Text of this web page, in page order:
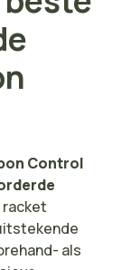
Control
als